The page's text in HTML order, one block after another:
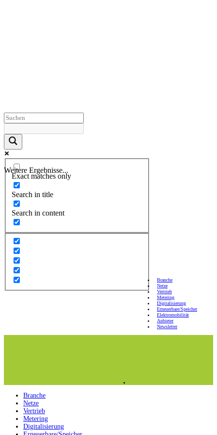
Weitere Ergebnisse...
Exact matches only
Search in title
Search in content
Branche
Netze
Vertrieb
Metering
Digitalisierung
Erneuerbare/Speicher
Elektromobilität
Anbieter
Newsletter
Branche
Netze
Vertrieb
Metering
Digitalisierung